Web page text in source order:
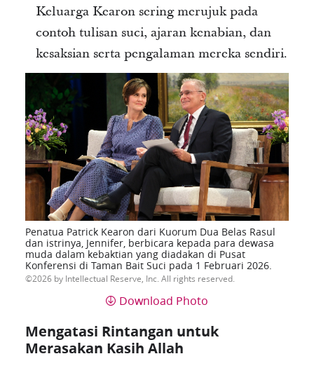
Keluarga Kearon sering merujuk pada
contoh tulisan suci, ajaran kenabian, dan
kesaksian serta pengalaman mereka sendiri.
Penatua Patrick Kearon dari Kuorum Dua Belas Rasul
dan istrinya, Jennifer, berbicara kepada para dewasa
muda dalam kebaktian yang diadakan di Pusat
Konferensi di Taman Bait Suci pada 1 Februari 2026.
2026 by Intellectual Reserve, Inc. All rights reserved.
Download Photo
Mengatasi Rintangan untuk
Merasakan Kasih Allah